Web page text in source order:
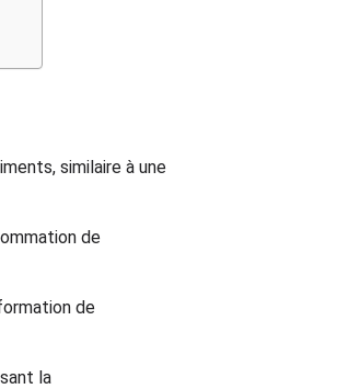
similaire à une
de
de
la